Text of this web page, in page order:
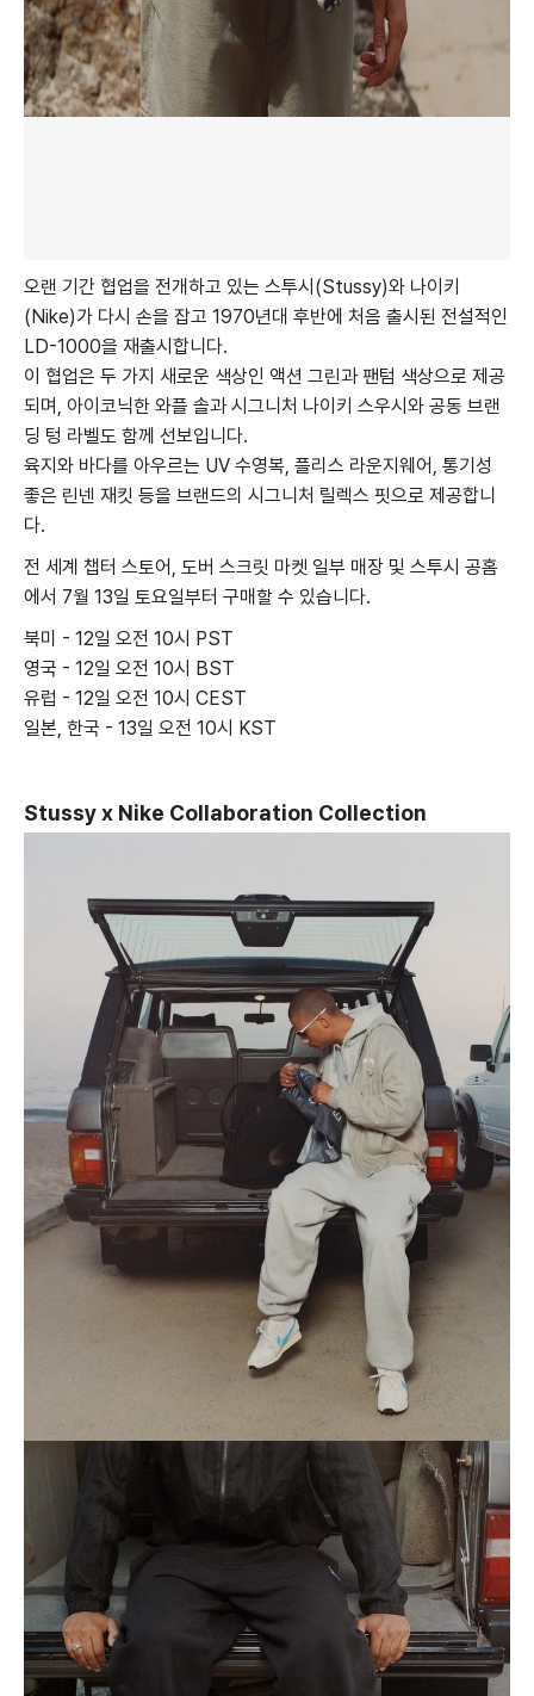
오랜 기간 협업을 전개하고 있는 스투시(Stussy)와 나이키
(Nike)가 다시 손을 잡고 1970년대 후반에 처음 출시된 전설적인
LD-1000을 재출시합니다.
이 협업은 두 가지 새로운 색상인 액션 그린과 팬텀 색상으로 제공
되며, 아이코닉한 와플 솔과 시그니처 나이키 스우시와 공동 브랜
딩 텅 라벨도 함께 선보입니다.
육지와 바다를 아우르는 UV 수영복, 플리스 라운지웨어, 통기성
좋은 린넨 재킷 등을 브랜드의 시그니처 릴렉스 핏으로 제공합니
다.
전 세계 챕터 스토어, 도버 스크릿 마켓 일부 매장 및 스투시 공홈
에서 7월 13일 토요일부터 구매할 수 있습니다.
북미 - 12일 오전 10시 PST
영국 - 12일 오전 10시 BST
유럽 - 12일 오전 10시 CEST
일본, 한국 - 13일 오전 10시 KST
Stussy x Nike Collaboration Collection